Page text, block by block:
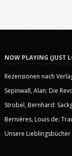
NOW PLAYING (JUST
Rezensionen nach
Sepinwall, Alan: Die
Strobel, Bernhard:
Bernières, Louis de:
Unsere